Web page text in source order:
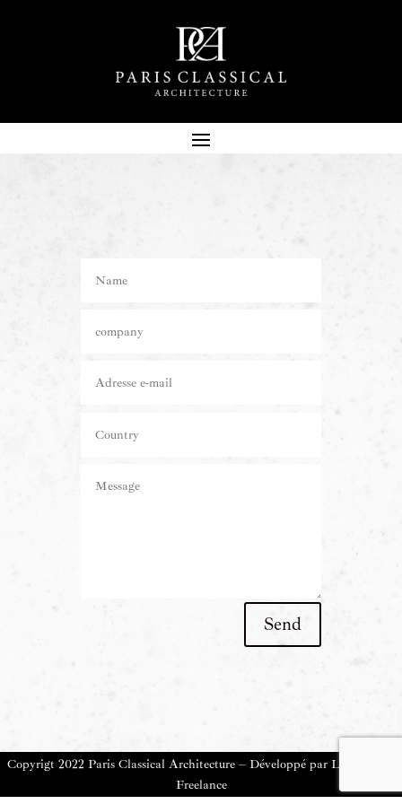
Send
Copyrigt 2022 Paris Classical Architecture – Développé par Le Collectif
Freelance